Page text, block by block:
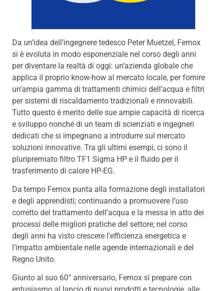
Da un’idea dell’ingegnere tedesco Peter Muetzel, Fernox
si è evoluta in modo esponenziale nel corso degli anni
per diventare la realtà di oggi: un’azienda globale che
applica il proprio know-how al mercato locale, per fornire
un’ampia gamma di trattamenti chimici dell’acqua e filtri
per sistemi di riscaldamento tradizionali e rinnovabili.
Tutto questo è merito delle sue ampie capacità di ricerca
e sviluppo nonché di un team di scienziati e ingegneri
dedicati che si impegnano a introdurre sul mercato
soluzioni innovative. Tra gli ultimi esempi, ci sono il
pluripremiato filtro TF1 Sigma HP e il fluido per il
trasferimento di calore HP-EG.
Da tempo Fernox punta alla formazione degli installatori
e degli apprendisti; continuando a promuovere l’uso
corretto del trattamento dell’acqua e la messa in atto dei
processi delle migliori pratiche del settore; nel corso
degli anni ha visto crescere l’efficienza energetica e
l’impatto ambientale nelle agende internazionali e del
Regno Unito.
Giunto al suo 60° anniversario, Fernox si prepare con